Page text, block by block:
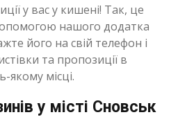
у вас у кишені! Так, це
нашого додатка
його на свій телефон і
та пропозиції в
якому місці.
у місті Сновськ